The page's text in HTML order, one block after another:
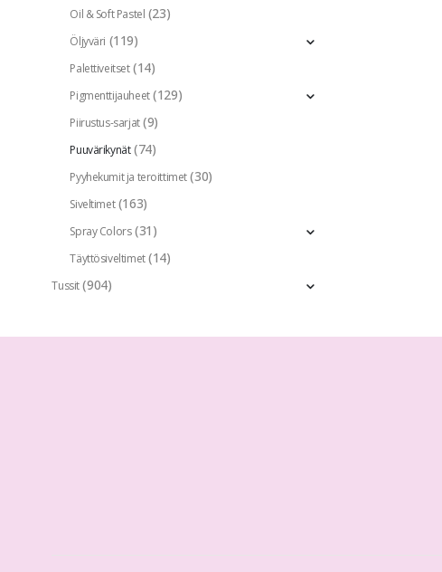
Oil & Soft Pastel (23)
Öljyväri (119)
Palettiveitset (14)
Pigmenttijauheet (129)
Piirustus-sarjat (9)
Puuvärikynät (74)
Pyyhekumit ja teroittimet (30)
Siveltimet (163)
Spray Colors (31)
Täyttösiveltimet (14)
Tussit (904)